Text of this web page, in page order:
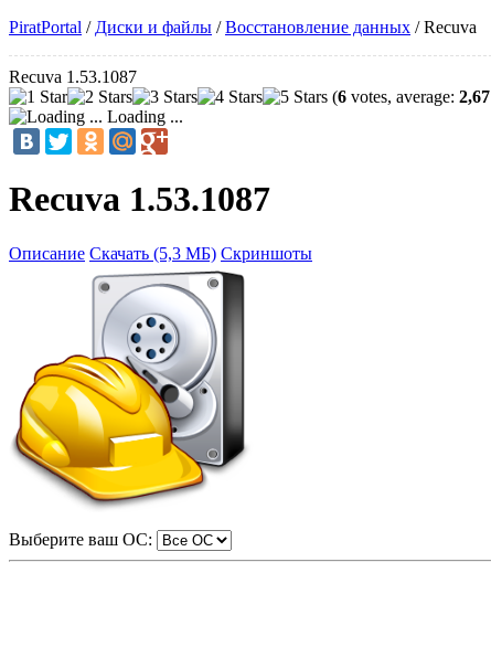
PiratPortal / Диски и файлы /Восстановление данных /Recuva
Recuva 1.53.1087
(6 votes, average: 2,67
Loading ...
Recuva 1.53.1087
Описание Скачать (5,3 МБ) Скриншоты
Выберите ваш ОС: